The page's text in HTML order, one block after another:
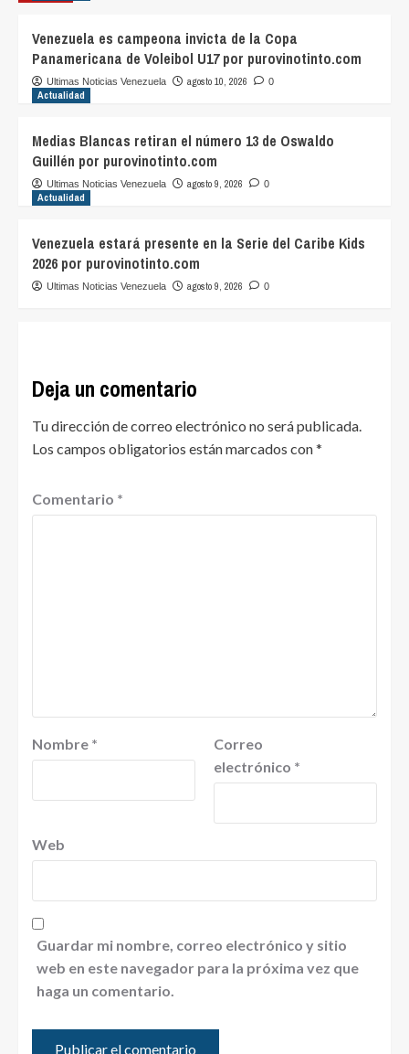
Venezuela es campeona invicta de la Copa
Panamericana de Voleibol U17 por purovinotinto.com
Ultimas Noticias Venezuela agosto 10, 2026 0
Actualidad
Medias Blancas retiran el número 13 de Oswaldo
Guillén por purovinotinto.com
Ultimas Noticias Venezuela agosto 9, 2026 0
Actualidad
Venezuela estará presente en la Serie del Caribe Kids
2026 por purovinotinto.com
Ultimas Noticias Venezuela agosto 9, 2026 0
Deja un comentario
Tu dirección de correo electrónico no será publicada.
Los campos obligatorios están marcados con*
Comentario *
Nombre *
Correo
electrónico *
Web
Guardar mi nombre, correo electrónico y sitio
web en este navegador para la próxima vez que
haga un comentario.